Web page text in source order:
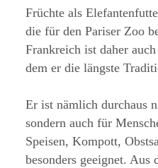
Früchte als
die für den Pariser Zoo
Frankreich ist daher
dem er die längste
Er ist nämlich durchaus
sondern auch für
Speisen, Kompott,
besonders geeignet. Aus